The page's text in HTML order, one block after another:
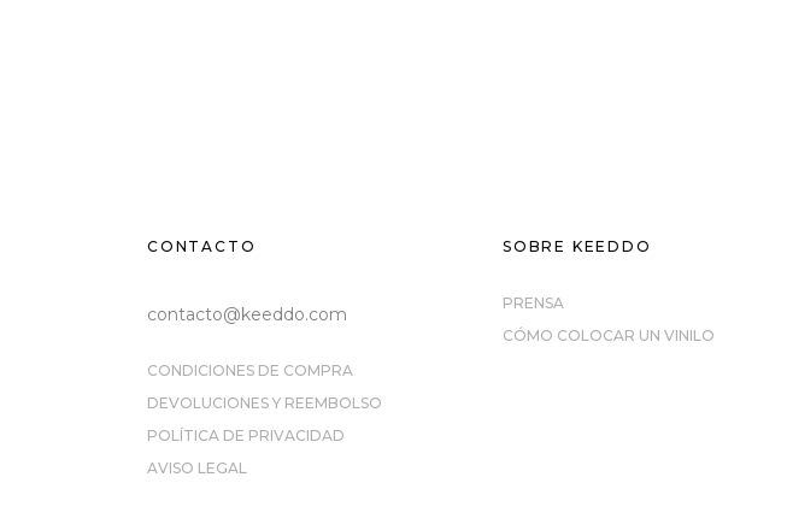
CONTACTO
contacto@keeddo.com
CONDICIONES DE COMPRA
DEVOLUCIONES Y REEMBOLSO
POLÍTICA DE PRIVACIDAD
AVISO LEGAL
SOBRE KEEDDO
PRENSA
CÓMO COLOCAR UN VINILO